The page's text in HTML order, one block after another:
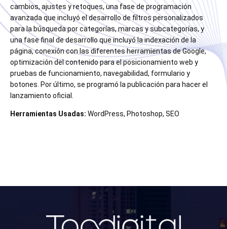
cambios, ajustes y retoques, una fase de programación
avanzada que incluyó el desarrollo de filtros personalizados
para la búsqueda por categorías, marcas y subcategorías, y
una fase final de desarrollo que incluyó la indexación de la
página, conexión con las diferentes herramientas de Google,
optimización del contenido para el posicionamiento web y
pruebas de funcionamiento, navegabilidad, formulario y
botones. Por último, se programó la publicación para hacer el
lanzamiento oficial.
Herramientas Usadas: WordPress, Photoshop, SEO